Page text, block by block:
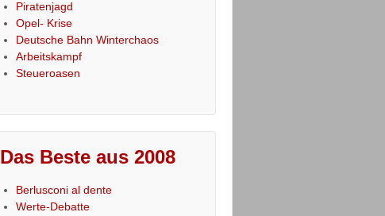
Piratenjagd
Opel- Krise
Deutsche Bahn Winterchaos
Arbeitskampf
Steueroasen
Das Beste aus 2008
Berlusconi al dente
Werte-Debatte